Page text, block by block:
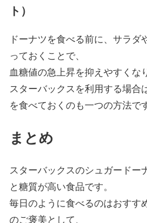
ト）
ドーナツを食べる前に、サラダ
っておくことで、
血糖値の急上昇を抑えやすくな
スターバックスを利用する場合
を食べておくのも一つの方法です
まとめ
スターバックスのシュガードー
と糖質が高い食品です。
毎日のように食べるのはおすす
のご褒美として、